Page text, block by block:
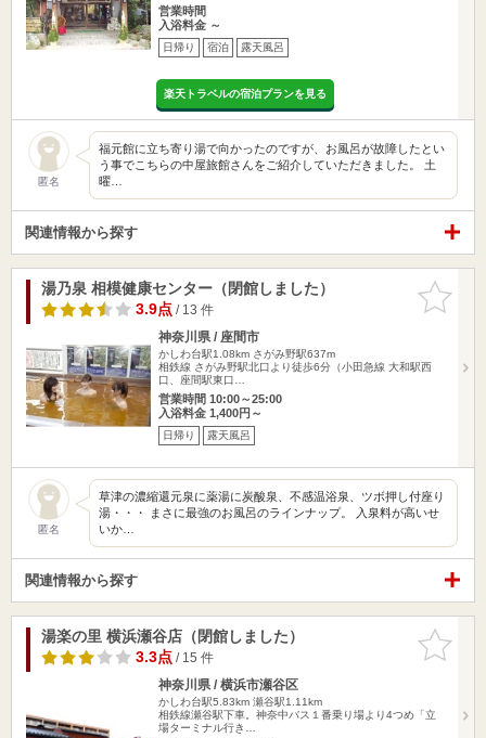
営業時間
入浴料金 ～
日帰り 宿泊 露天風呂
楽天トラベルの宿泊プランを見る
匿名
福元館に立ち寄り湯で向かったのですが、お風呂が故障したとい
う事でこちらの中屋旅館さんをご紹介していただきました。 土
曜…
関連情報から探す
お気に入
りに追加
湯乃泉 相模健康センター（閉館しました）
3.9点/ 13 件
神奈川県 / 座間市
かしわ台駅1.08km さがみ野駅637m
相鉄線 さがみ野駅北口より徒歩6分（小田急線 大和駅西
口、座間駅東口…
営業時間 10:00～25:00
入浴料金 1,400円～
日帰り 露天風呂
匿名
草津の濃縮還元泉に薬湯に炭酸泉、不感温浴泉、ツボ押し付座り
湯・・・ まさに最強のお風呂のラインナップ。 入泉料が高いせ
いか…
関連情報から探す
お気に入
りに追加
湯楽の里 横浜瀬谷店（閉館しました）
3.3点/ 15 件
神奈川県 / 横浜市瀬谷区
かしわ台駅5.83km 瀬谷駅1.11km
相鉄線瀬谷駅下車。神奈中バス１番乗り場より4つめ「立
場ターミナル行き…